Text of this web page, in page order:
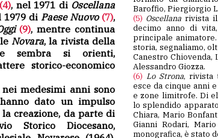
(4), nel 1971 di Oscellana
1979 di Paese Nuovo (7),
(9), mentre continua
Novara, la rivista della
sembra si orienti,
storico-economico
medesimi anni sono
dato un impulso
creazione, da parte di
Storico Diocesano,
Baroffio, Piergiorgio
(5) Oscellana rivista
decimo anno di
principale
storia, segnaliamo,
Canestro Chiovenda,
Alessandro Giozza.
(6) Lo Strona, rivista
esce da cinque anni
e zone limitrofe. Di
lo splendido
Chiara, Mario
Gianni Rodari,
monografica, è stato